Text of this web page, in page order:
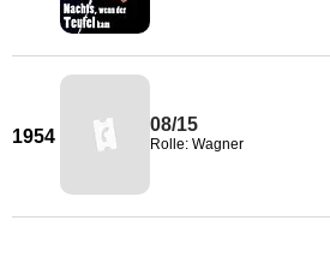
1954
08/15
Rolle: Wagner